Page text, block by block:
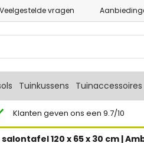
Veelgestelde vragen
Tuinkussens Tuinaccessoires
Klanten geven ons een 9.7/10
120 x 65 x 30 cm |